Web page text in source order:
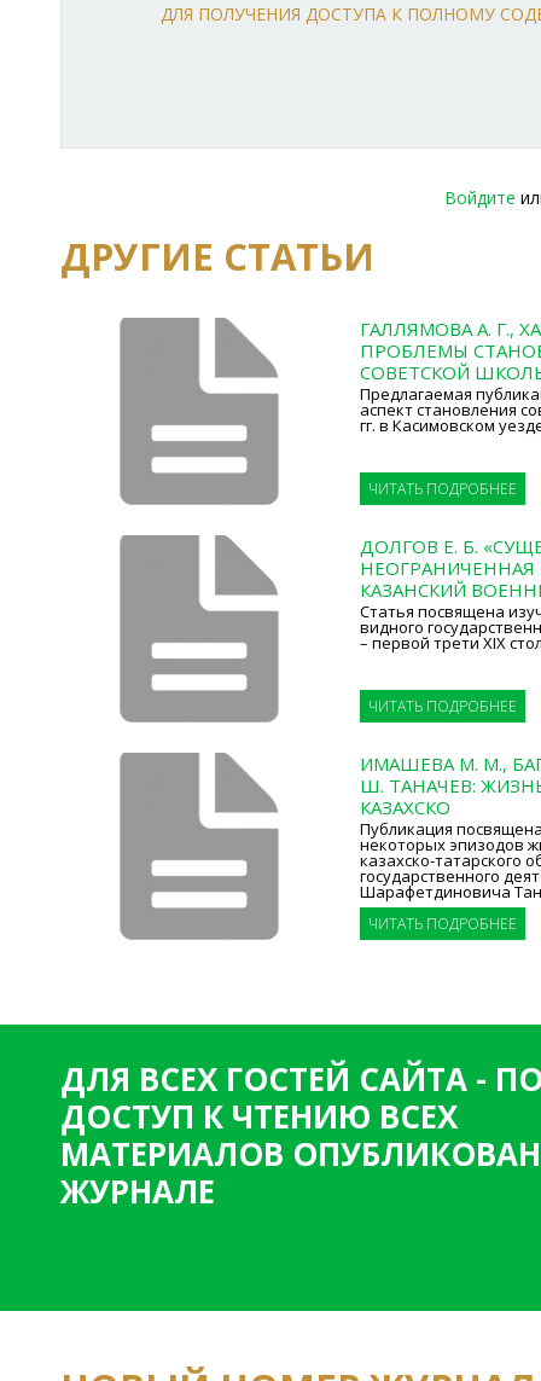
ДЛЯ ПОЛУЧЕНИЯ ДОСТУПА К ПОЛНОМУ
Войдите
ДРУГИЕ СТАТЬИ
ГАЛЛЯМОВА А. Г.,
ПРОБЛЕМЫ
СОВЕТСКОЙ
Предлагаемая
аспект становления
гг. в Касимовском
ЧИТАТЬ ПОДРОБНЕЕ
ДОЛГОВ Е. Б.
НЕОГРАНИЧЕННАЯ
КАЗАНСКИЙ
Статья посвящена
видного
– первой трети XIX
ЧИТАТЬ ПОДРОБНЕЕ
ИМАШЕВА М. М.,
Ш. ТАНАЧЕВ:
КАЗАХСКО
Публикация
некоторых эпизодов
казахско-татарского
государственного
Шарафетдиновича
ЧИТАТЬ ПОДРОБНЕЕ
ДЛЯ ВСЕХ ГОСТЕЙ САЙТА -
ДОСТУП К ЧТЕНИЮ ВСЕХ
МАТЕРИАЛОВ
ЖУРНАЛЕ